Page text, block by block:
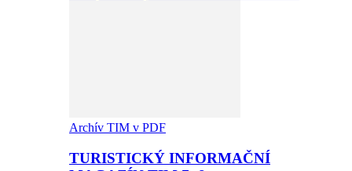
Archív TIM v PDF
TURISTICKÝ INFORMAČNÍ